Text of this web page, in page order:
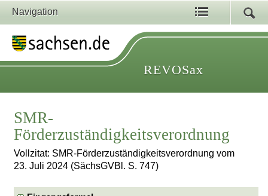
Navigation
REVOSax
SMR-
Förderzuständigkeitsverordnung
Vollzitat: SMR-Förderzuständigkeitsverordnung vom
23. Juli 2024 (SächsGVBl. S. 747)